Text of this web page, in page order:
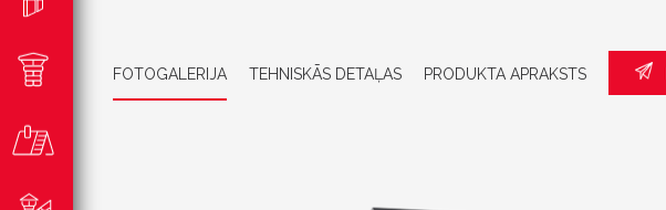
FOTOGALERIJA TEHNISKĀS DETAĻAS PRODUKTA APRAKSTS